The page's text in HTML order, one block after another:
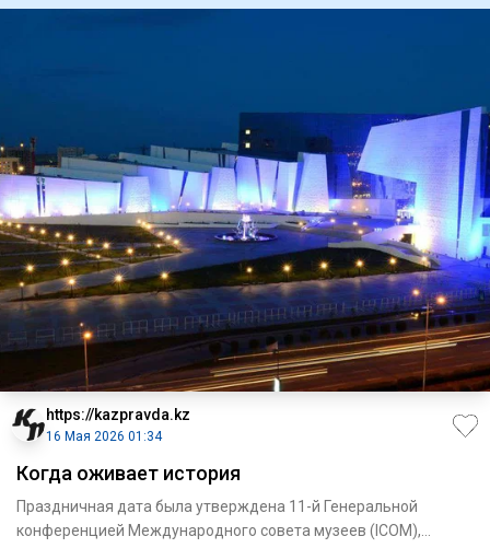
https://kazpravda.kz
16 Мая 2026 01:34
Когда оживает история
Праздничная дата была утверждена 11-й Генеральной
конференцией Международного совета музеев (ICOM),